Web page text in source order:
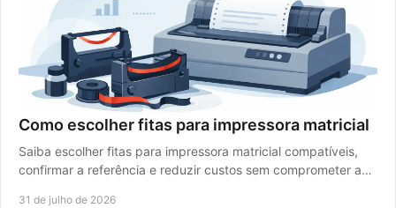
Como escolher fitas para impressora matricial
Saiba escolher fitas para impressora matricial compatíveis,
confirmar a referência e reduzir custos sem comprometer a
31 de julho de 2026